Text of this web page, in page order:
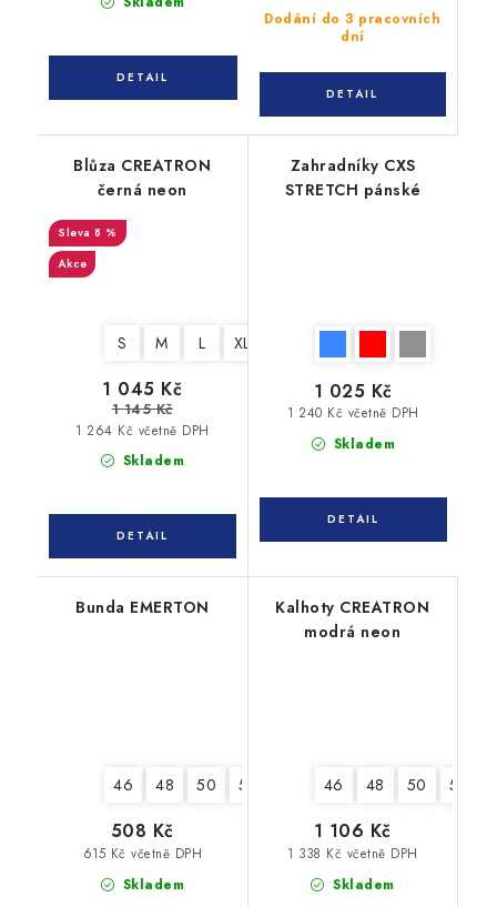
Dodání do 3 pracovních
dní
Blůza CREATRON
černá neon
8 %
Akce
S M L XL
Skladem
1 264 Kč včetně DPH
1 045 Kč
1 145 Kč
Zahradníky CXS
STRETCH pánské
Skladem
1 240 Kč včetně DPH
1 025 Kč
Bunda EMERTON
46 48 50 52 56 58 60 62
Skladem
615 Kč včetně DPH
508 Kč
Kalhoty CREATRON
modrá neon
46 48 50 52
Skladem
1 338 Kč včetně DPH
1 106 Kč